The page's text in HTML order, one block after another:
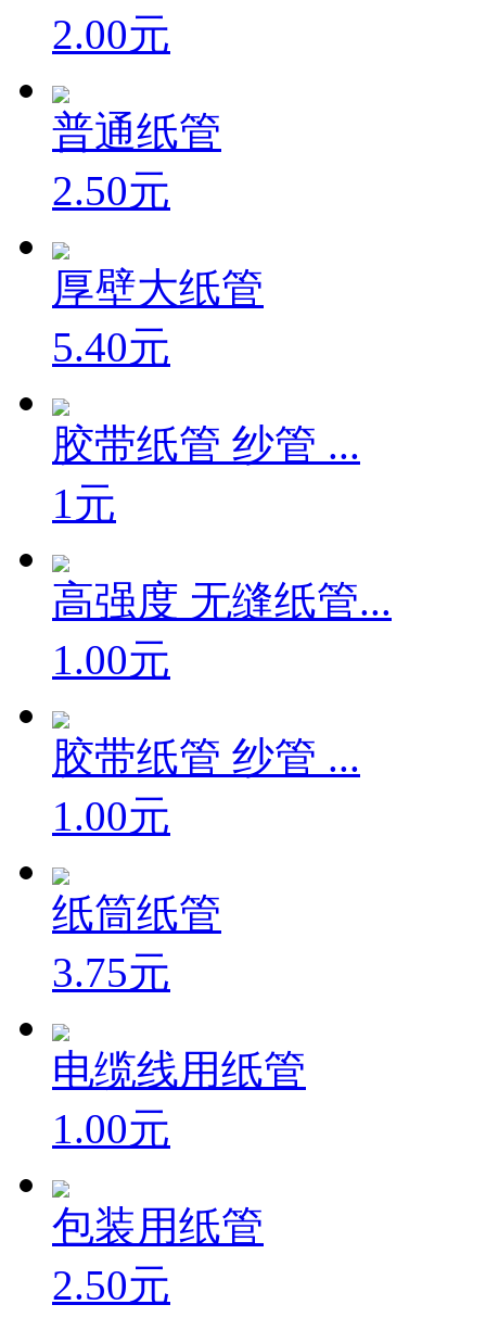
2.00元
普通纸管
2.50元
厚壁大纸管
5.40元
胶带纸管 纱管 ...
1元
高强度 无缝纸管...
1.00元
胶带纸管 纱管 ...
1.00元
纸筒纸管
3.75元
电缆线用纸管
1.00元
包装用纸管
2.50元